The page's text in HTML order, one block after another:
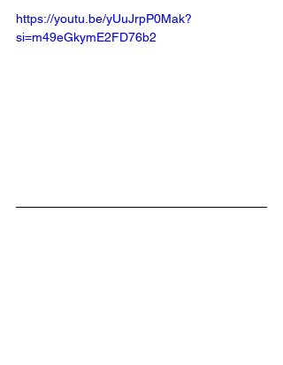
https://youtu.be/yUuJrpP0Mak?
si=m49eGkymE2FD76b2